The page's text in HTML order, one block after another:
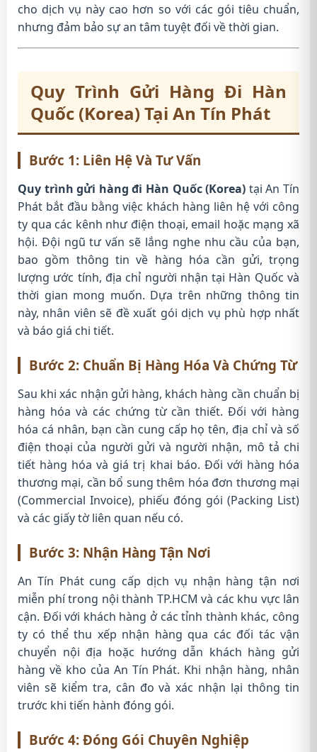
cho dịch vụ này cao hơn so với các gói tiêu chuẩn,
nhưng đảm bảo sự an tâm tuyệt đối về thời gian.
Quy Trình Gửi Hàng Đi Hàn
Quốc (Korea) Tại An Tín Phát
Bước 1: Liên Hệ Và Tư Vấn
Quy trình gửi hàng đi Hàn Quốc (Korea) tại An Tín
Phát bắt đầu bằng việc khách hàng liên hệ với công
ty qua các kênh như điện thoại, email hoặc mạng xã
hội. Đội ngũ tư vấn sẽ lắng nghe nhu cầu của bạn,
bao gồm thông tin về hàng hóa cần gửi, trọng
lượng ước tính, địa chỉ người nhận tại Hàn Quốc và
thời gian mong muốn. Dựa trên những thông tin
này, nhân viên sẽ đề xuất gói dịch vụ phù hợp nhất
và báo giá chi tiết.
Bước 2: Chuẩn Bị Hàng Hóa Và Chứng Từ
Sau khi xác nhận gửi hàng, khách hàng cần chuẩn bị
hàng hóa và các chứng từ cần thiết. Đối với hàng
hóa cá nhân, bạn cần cung cấp họ tên, địa chỉ và số
điện thoại của người gửi và người nhận, mô tả chi
tiết hàng hóa và giá trị khai báo. Đối với hàng hóa
thương mại, cần bổ sung thêm hóa đơn thương mại
(Commercial Invoice), phiếu đóng gói (Packing List)
và các giấy tờ liên quan nếu có.
Bước 3: Nhận Hàng Tận Nơi
An Tín Phát cung cấp dịch vụ nhận hàng tận nơi
miễn phí trong nội thành TP.HCM và các khu vực lân
cận. Đối với khách hàng ở các tỉnh thành khác, công
ty có thể thu xếp nhận hàng qua các đối tác vận
chuyển nội địa hoặc hướng dẫn khách hàng gửi
hàng về kho của An Tín Phát. Khi nhận hàng, nhân
viên sẽ kiểm tra, cân đo và xác nhận lại thông tin
trước khi tiến hành đóng gói.
Bước 4: Đóng Gói Chuyên Nghiệp